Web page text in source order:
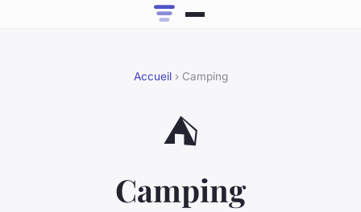
Accueil› Camping
⛺
Camping